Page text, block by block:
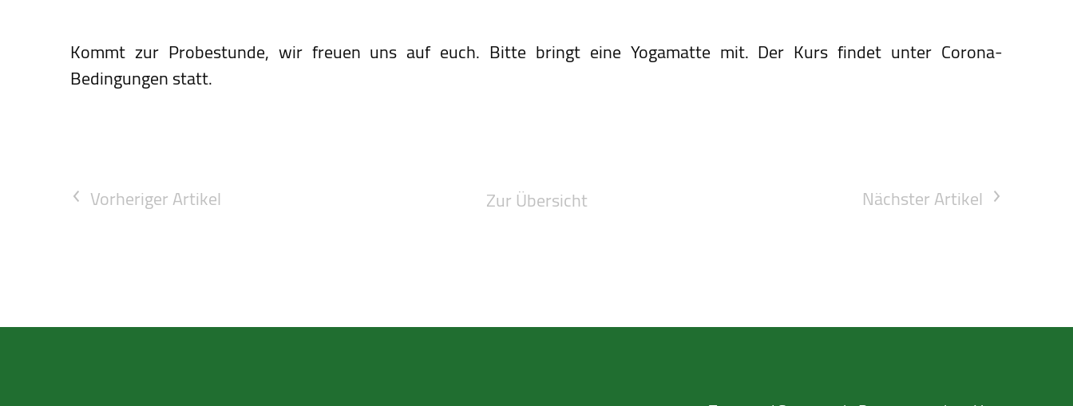
Kommt zur Probestunde, wir freuen uns auf euch. Bitte bringt eine Yogamatte mit. Der Kurs findet unter Corona-
Bedingungen statt.
Vorheriger Artikel Zur Übersicht Nächster Artikel